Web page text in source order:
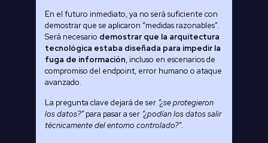
En el futuro inmediato, ya no será suficiente con
demostrar que se aplicaron “medidas razonables”.
Será necesario demostrar que la arquitectura
tecnológica estaba diseñada para impedir la
fuga de información, incluso en escenarios de
compromiso del endpoint, error humano o ataque
avanzado.
La pregunta clave dejará de ser “¿se protegieron
los datos?”para pasar a ser “¿podían los datos salir
técnicamente del entorno controlado?”.